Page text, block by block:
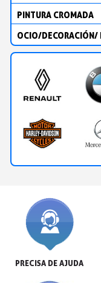
PINTURA CROMADA
OCIO/DECORACIÓN/
PRECISA DE AJUDA